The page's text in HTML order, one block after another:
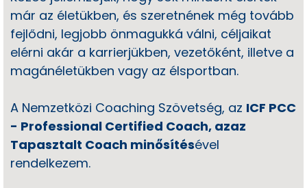
már az életükben, és szeretnének még tovább
fejlődni, legjobb önmagukká válni, céljaikat
elérni akár a karrierjükben, vezetőként, illetve a
magánéletükben vagy az élsportban.
A Nemzetközi Coaching Szövetség, az ICF PCC
- Professional Certified Coach, azaz
Tapasztalt Coach minősítésével
rendelkezem.